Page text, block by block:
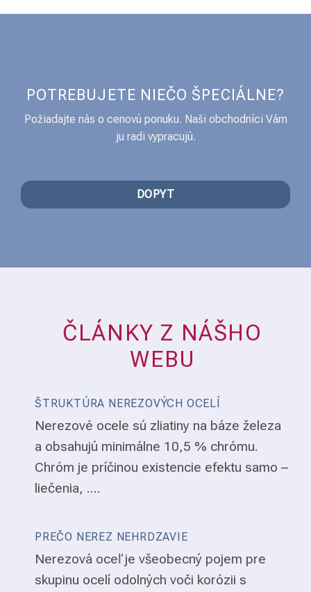
POTREBUJETE NIEČO ŠPECIÁLNE?
Požiadajte nás o cenovú ponuku. Naši obchodníci Vám
ju radi vypracujú.
DOPYT
ČLÁNKY Z NÁŠHO
WEBU
ŠTRUKTÚRA NEREZOVÝCH OCELÍ
Nerezové ocele sú zliatiny na báze železa
a obsahujú minimálne 10,5 % chrómu.
Chróm je príčinou existencie efektu samo –
liečenia, ....
PREČO NEREZ NEHRDZAVIE
Nerezová oceľ je všeobecný pojem pre
skupinu ocelí odolných voči korózii s